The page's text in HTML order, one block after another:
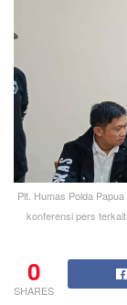
Plt. Humas Polda
konferensi pers terkait
0
SHARES